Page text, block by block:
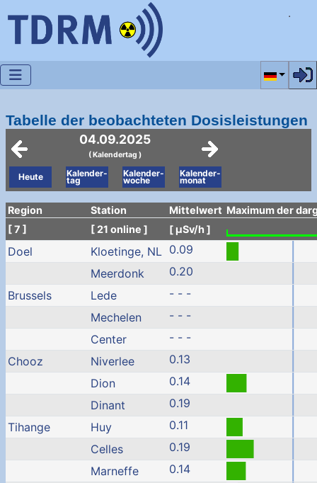
Sprache
Tabelle der beobachteten Dosisleistungen
04.09.2025
( Kalendertag )
Heute Kalender-
tag
Kalender-
woche
Kalender-
monat
Region Station Mittelwert Maximum der
[ 7 ]
[ 21 online ] [ µSv/h ]
Doel Kloetinge, NL 0.09
Meerdonk
0.20
Brussels
Lede
- - -
Mechelen
- - -
Center
- - -
Chooz
Niverlee
0.13
Dion
0.14
Dinant
0.19
Tihange
Huy
0.11
Celles
0.19
Marneffe
0.14